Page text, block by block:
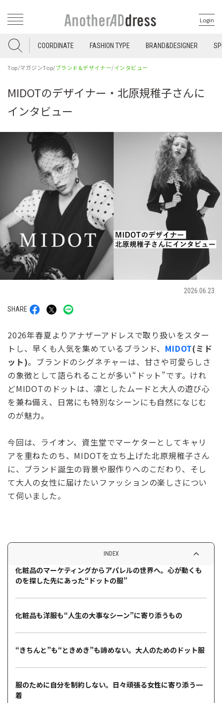
Login
COORDINATE FASHION TYPE BRAND&DESIGNER
Top/マガジンTop/ブランド&デザイナー/インタビュー
MIDOTのデザイナー・北原規稚子さんに
インタビュー
2026.06.23
SHARE
2026年春夏よりアナザーアドレスで取り扱いをスター
トし、早くも人気を集めているブランド、 MIDOT(ミド
ット)。ブランドのシグネチャーは、甘さや可愛らしさ
の象徴として語られることが多い“ドット”です。けれ
どMIDOTのドットは、凛としたムードと大人の遊び心
を兼ね備え、日常にも特別なシーンにも自然になじむ
のが魅力。
今回は、ライオン、資生堂でマーケターとしてキャリ
アを重ねたのち、MIDOTを立ち上げた北原規稚子さん
に、ブランド誕生の背景や服作りへのこだわり、そし
て大人の女性に届けたいファッションの楽しさについ
て伺いました。
INDEX
化粧品のマーケティングからアパレルの世界へ。心が動くも
のを探した先にあった“ドットの服”
化粧品も洋服も“人生の大事なシーン”に寄り添うもの
“きちんと”も“ときめき”も諦めない。大人のためのドット服
服のために自分を制約しない。日々頑張る女性に寄り添う一
着